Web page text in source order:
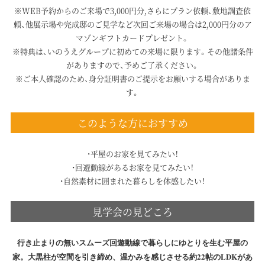
※WEB予約からのご来場で3,000円分,さらにプラン依頼、敷地調査依
頼、他展示場や完成邸のご見学など次回ご来場の場合は2,000円分のア
マゾンギフトカードプレゼント。
※特典は、いのうえグループに初めての来場に限ります。その他諸条件
がありますので、予めご了承ください。
※ご本人確認のため、身分証明書のご提示をお願いする場合がありま
す。
このような方におすすめ
・平屋のお家を見てみたい！
・回遊動線があるお家を見てみたい！
・自然素材に囲まれた暮らしを体感したい！
見学会の見どころ
行き止まりの無いスムーズ回遊動線で暮らしにゆとりを生む平屋の
家。大黒柱が空間を引き締め、温かみを感じさせる約22帖のLDKがあ